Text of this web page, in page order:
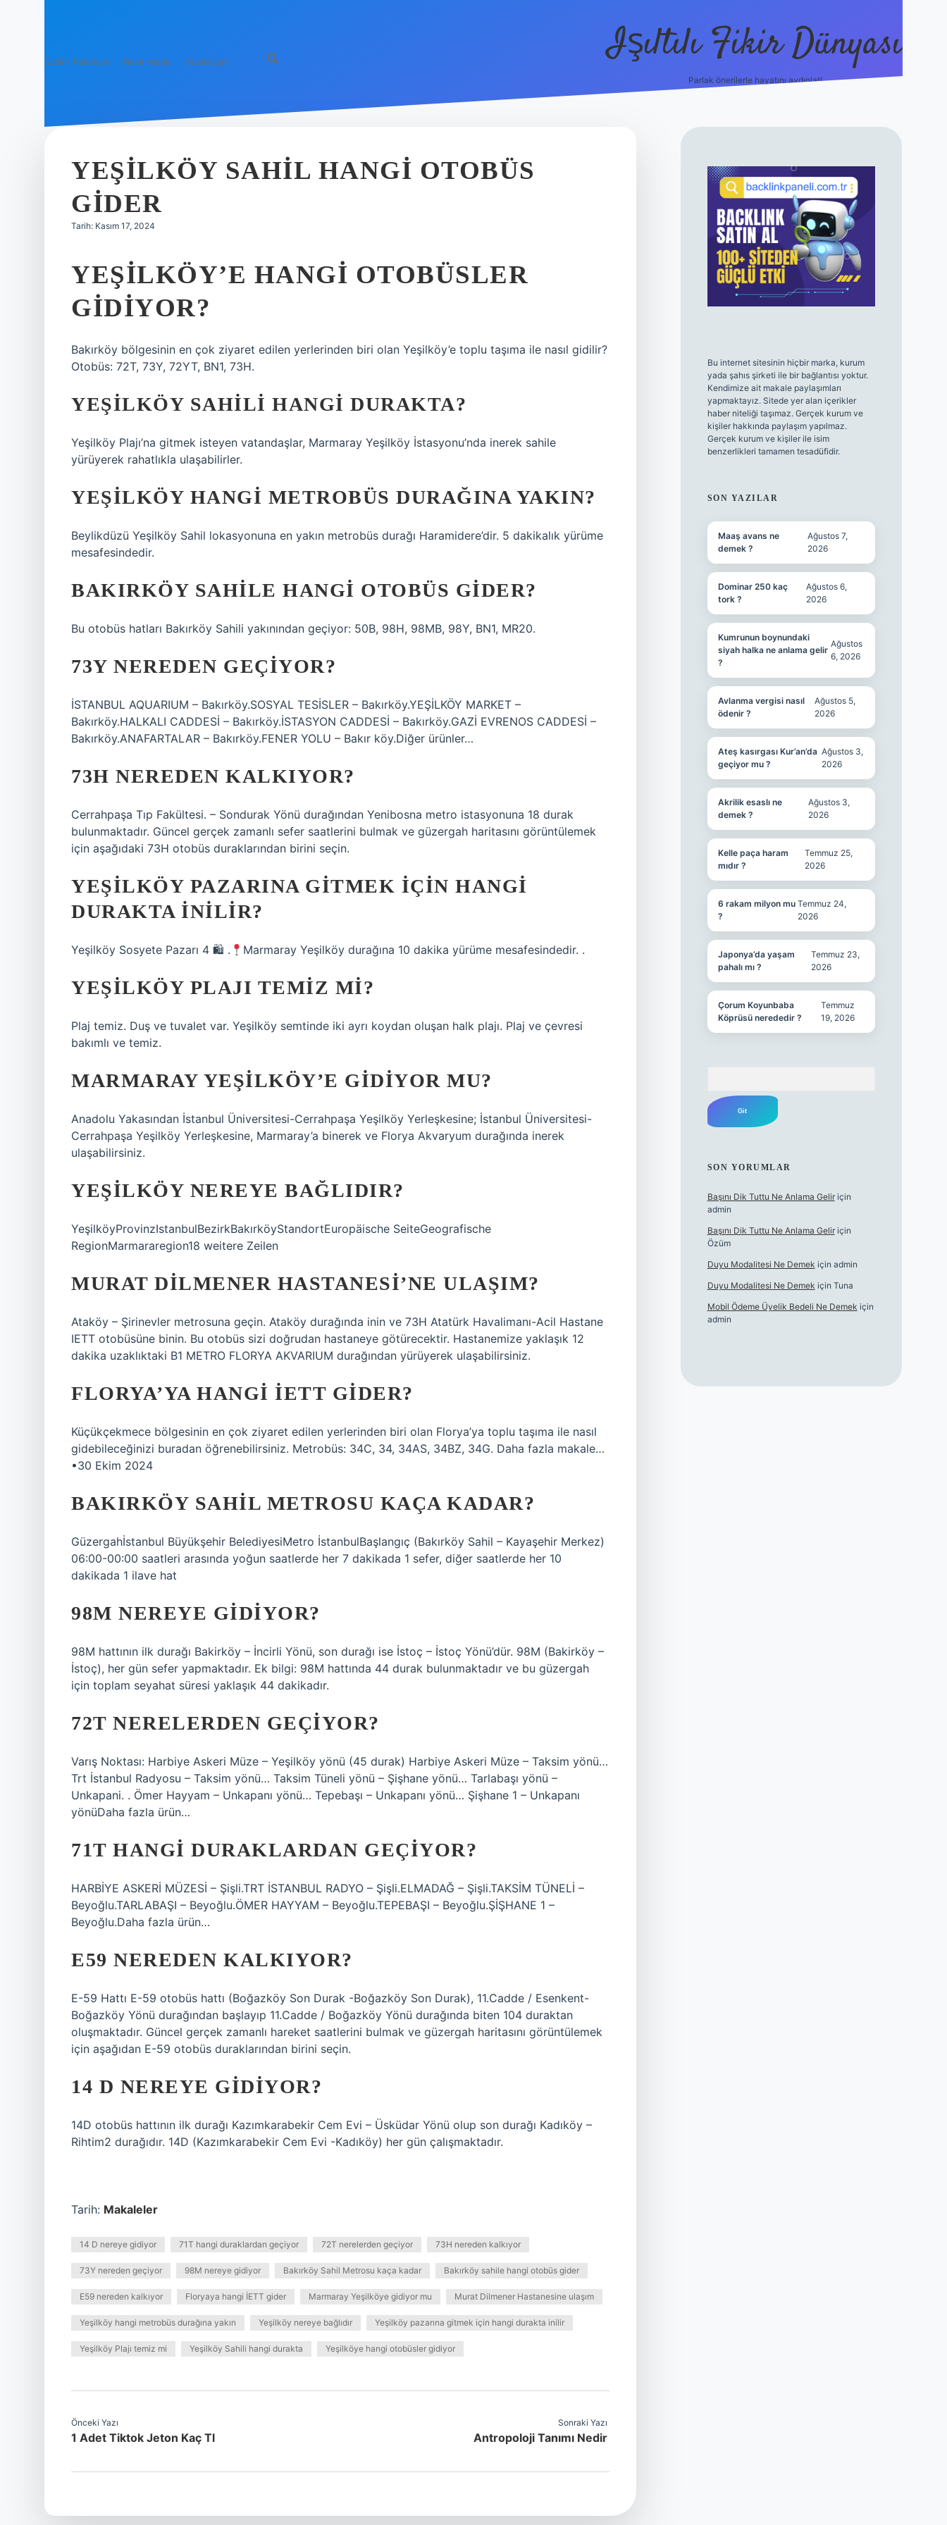
Gizlilik Politikası Hakkımızda Yasal Uyarı Işıltılı Fikir Dünyası
Parlak önerilerle hayatını aydınlat!
YEŞILKÖY SAHIL HANGI OTOBÜS
GIDER
Tarih: Kasım 17, 2024
YEŞILKÖY’E HANGI OTOBÜSLER
GIDIYOR?
Bakırköy bölgesinin en çok ziyaret edilen yerlerinden biri olan Yeşilköy’e toplu taşıma ile nasıl gidilir?
Otobüs: 72T, 73Y, 72YT, BN1, 73H.
YEŞILKÖY SAHILI HANGI DURAKTA?
Yeşilköy Plajı’na gitmek isteyen vatandaşlar, Marmaray Yeşilköy İstasyonu’nda inerek sahile
yürüyerek rahatlıkla ulaşabilirler.
YEŞILKÖY HANGI METROBÜS DURAĞINA YAKIN?
Beylikdüzü Yeşilköy Sahil lokasyonuna en yakın metrobüs durağı Haramidere’dir. 5 dakikalık yürüme
mesafesindedir.
BAKIRKÖY SAHILE HANGI OTOBÜS GIDER?
Bu otobüs hatları Bakırköy Sahili yakınından geçiyor: 50B, 98H, 98MB, 98Y, BN1, MR20.
73Y NEREDEN GEÇIYOR?
İSTANBUL AQUARIUM – Bakırköy.SOSYAL TESİSLER – Bakırköy.YEŞİLKÖY MARKET –
Bakırköy.HALKALI CADDESİ – Bakırköy.İSTASYON CADDESİ – Bakırköy.GAZİ EVRENOS CADDESİ –
Bakırköy.ANAFARTALAR – Bakırköy.FENER YOLU – Bakır köy.Diğer ürünler…
73H NEREDEN KALKIYOR?
Cerrahpaşa Tıp Fakültesi. – Sondurak Yönü durağından Yenibosna metro istasyonuna 18 durak
bulunmaktadır. Güncel gerçek zamanlı sefer saatlerini bulmak ve güzergah haritasını görüntülemek
için aşağıdaki 73H otobüs duraklarından birini seçin.
YEŞILKÖY PAZARINA GITMEK IÇIN HANGI
DURAKTA INILIR?
Yeşilköy Sosyete Pazarı 4 🛍 . Marmaray Yeşilköy durağına 10 dakika yürüme mesafesindedir. .
YEŞILKÖY PLAJI TEMIZ MI?
Plaj temiz. Duş ve tuvalet var. Yeşilköy semtinde iki ayrı koydan oluşan halk plajı. Plaj ve çevresi
bakımlı ve temiz.
MARMARAY YEŞILKÖY’E GIDIYOR MU?
Anadolu Yakasından İstanbul Üniversitesi-Cerrahpaşa Yeşilköy Yerleşkesine; İstanbul Üniversitesi-
Cerrahpaşa Yeşilköy Yerleşkesine, Marmaray’a binerek ve Florya Akvaryum durağında inerek
ulaşabilirsiniz.
YEŞILKÖY NEREYE BAĞLIDIR?
YeşilköyProvinzIstanbulBezirkBakırköyStandortEuropäische SeiteGeografische
RegionMarmararegion18 weitere Zeilen
MURAT DILMENER HASTANESI’NE ULAŞIM?
Ataköy – Şirinevler metrosuna geçin. Ataköy durağında inin ve 73H Atatürk Havalimanı-Acil Hastane
IETT otobüsüne binin. Bu otobüs sizi doğrudan hastaneye götürecektir. Hastanemize yaklaşık 12
dakika uzaklıktaki B1 METRO FLORYA AKVARIUM durağından yürüyerek ulaşabilirsiniz.
FLORYA’YA HANGI İETT GIDER?
Küçükçekmece bölgesinin en çok ziyaret edilen yerlerinden biri olan Florya’ya toplu taşıma ile nasıl
gidebileceğinizi buradan öğrenebilirsiniz. Metrobüs: 34C, 34, 34AS, 34BZ, 34G. Daha fazla makale…
•30 Ekim 2024
BAKIRKÖY SAHIL METROSU KAÇA KADAR?
Güzergahİstanbul Büyükşehir BelediyesiMetro İstanbulBaşlangıç ​​(Bakırköy Sahil – Kayaşehir Merkez)
06:00-00:00 saatleri arasında yoğun saatlerde her 7 dakikada 1 sefer, diğer saatlerde her 10
dakikada 1 ilave hat
98M NEREYE GIDIYOR?
98M hattının ilk durağı Bakirköy – İncirli Yönü, son durağı ise İstoç – İstoç Yönü’dür. 98M (Bakirköy –
İstoç), her gün sefer yapmaktadır. Ek bilgi: 98M hattında 44 durak bulunmaktadır ve bu güzergah
için toplam seyahat süresi yaklaşık 44 dakikadır.
72T NERELERDEN GEÇIYOR?
Varış Noktası: Harbiye Askeri Müze – Yeşilköy yönü (45 durak) Harbiye Askeri Müze – Taksim yönü…
Trt İstanbul Radyosu – Taksim yönü… Taksim Tüneli yönü – Şişhane yönü… Tarlabaşı yönü –
Unkapani. . Ömer Hayyam – Unkapanı yönü… Tepebaşı – Unkapanı yönü… Şişhane 1 – Unkapanı
yönüDaha fazla ürün…
71T HANGI DURAKLARDAN GEÇIYOR?
HARBİYE ASKERİ MÜZESİ – Şişli.TRT İSTANBUL RADYO – Şişli.ELMADAĞ – Şişli.TAKSİM TÜNELİ –
Beyoğlu.TARLABAŞI – Beyoğlu.ÖMER HAYYAM – Beyoğlu.TEPEBAŞI – Beyoğlu.ŞİŞHANE 1 –
Beyoğlu.Daha fazla ürün…
E59 NEREDEN KALKIYOR?
E-59 Hattı E-59 otobüs hattı (Boğazköy Son Durak -Boğazköy Son Durak), 11.Cadde / Esenkent-
Boğazköy Yönü durağından başlayıp 11.Cadde / Boğazköy Yönü durağında biten 104 duraktan
oluşmaktadır. Güncel gerçek zamanlı hareket saatlerini bulmak ve güzergah haritasını görüntülemek
için aşağıdan E-59 otobüs duraklarından birini seçin.
14 D NEREYE GIDIYOR?
14D otobüs hattının ilk durağı Kazımkarabekir Cem Evi – Üsküdar Yönü olup son durağı Kadıköy –
Rihtim2 durağıdır. 14D (Kazımkarabekir Cem Evi -Kadıköy) her gün çalışmaktadır.
Tarih: Makaleler
14 D nereye gidiyor 71T hangi duraklardan geçiyor 72T nerelerden geçiyor 73H nereden kalkıyor
73Y nereden geçiyor 98M nereye gidiyor Bakırköy Sahil Metrosu kaça kadar Bakırköy sahile hangi otobüs gider
E59 nereden kalkıyor Floryaya hangi İETT gider Marmaray Yeşilköye gidiyor mu Murat Dilmener Hastanesine ulaşım
Yeşilköy hangi metrobüs durağına yakın Yeşilköy nereye bağlıdır Yeşilköy pazarına gitmek için hangi durakta inilir
Yeşilköy Plajı temiz mi Yeşilköy Sahili hangi durakta Yeşilköye hangi otobüsler gidiyor
Önceki Yazı
1 Adet Tiktok Jeton Kaç Tl
Sonraki Yazı
Antropoloji Tanımı Nedir
SIDEBAR
Bu internet sitesinin hiçbir marka, kurum
yada şahıs şirketi ile bir bağlantısı yoktur.
Kendimize ait makale paylaşımları
yapmaktayız. Sitede yer alan içerikler
haber niteliği taşımaz. Gerçek kurum ve
kişiler hakkında paylaşım yapılmaz.
Gerçek kurum ve kişiler ile isim
benzerlikleri tamamen tesadüfidir.
SON YAZILAR
Maaş avans ne
demek ?
Ağustos 7,
2026
Dominar 250 kaç
tork ?
Ağustos 6,
2026
Kumrunun boynundaki
siyah halka ne anlama gelir
?
Ağustos
6, 2026
Avlanma vergisi nasıl
ödenir ?
Ağustos 5,
2026
Ateş kasırgası Kur’an’da
geçiyor mu ?
Ağustos 3,
2026
Akrilik esaslı ne
demek ?
Ağustos 3,
2026
Kelle paça haram
mıdır ?
Temmuz 25,
2026
6 rakam milyon mu
?
Temmuz 24,
2026
Japonya’da yaşam
pahalı mı ?
Temmuz 23,
2026
Çorum Koyunbaba
Köprüsü nerededir ?
Temmuz
19, 2026
SON YORUMLAR
Başını Dik Tuttu Ne Anlama Geliriçin
admin
Başını Dik Tuttu Ne Anlama Geliriçin
Özüm
Duyu Modalitesi Ne Demek için admin
Duyu Modalitesi Ne Demek için Tuna
Mobil Ödeme Üyelik Bedeli Ne Demek için
admin
ilbet canlı maç izle